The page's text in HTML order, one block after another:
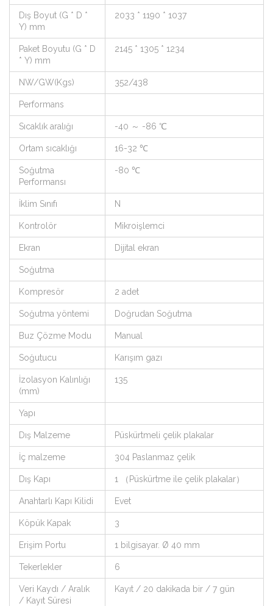
Dış Boyut (G * D *
Y) mm
2033 * 1190 * 1037
Paket Boyutu (G * D
* Y) mm
2145 * 1305 * 1234
NW/GW(Kgs) 352/438
Performans
Sıcaklık aralığı -40 ～ -86 ℃
Ortam sıcaklığı 16-32 ℃
Soğutma
Performansı
-80 ℃
İklim Sınıfı N
Kontrolör Mikroişlemci
Ekran Dijital ekran
Soğutma
Kompresör 2 adet
Soğutma yöntemi Doğrudan Soğutma
Buz Çözme Modu Manual
Soğutucu Karışım gazı
İzolasyon Kalınlığı
(mm)
135
Yapı
Dış Malzeme Püskürtmeli çelik plakalar
İç malzeme 304 Paslanmaz çelik
Dış Kapı 1 （Püskürtme ile çelik plakalar）
Anahtarlı Kapı Kilidi Evet
Köpük Kapak 3
Erişim Portu 1 bilgisayar. Ø 40 mm
Tekerlekler 6
Veri Kaydı / Aralık
/ Kayıt Süresi
Kayıt / 20 dakikada bir / 7 gün